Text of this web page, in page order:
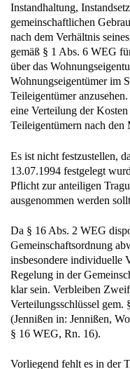
Instandhaltung,
gemeinschaftlichen
nach dem Verhältnis
gemäß § 1 Abs. 6 WEG
über das
Wohnungseigentümer im
Teileigentümer
eine Verteilung der
Teileigentümern nach den
Es ist nicht festzustellen,
13.07.1994 festgelegt
Pflicht zur anteiligen
ausgenommen werden
Da § 16 Abs. 2 WEG
Gemeinschaftsordnung
insbesondere individuelle
Regelung in der
klar sein. Verbleiben
Verteilungsschlüssel
(Jennißen in: Jennißen,
§ 16 WEG, Rn. 16).
Vorliegend fehlt es in der